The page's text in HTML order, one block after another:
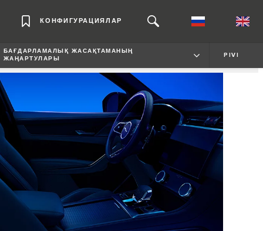
КОНФИГУРАЦИЯЛАР
БАҒДАРЛАМАЛЫҚ ЖАСАҚТАМАНЫҢ
ЖАҢАРТУЛАРЫ
PIVI